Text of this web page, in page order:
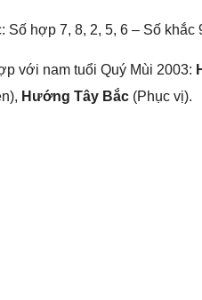
Số hợp 7, 8, 2, 5, 6 – Số khắc
với nam tuổi Quý Mùi 2003:
Hướng Tây Bắc (Phục vị).